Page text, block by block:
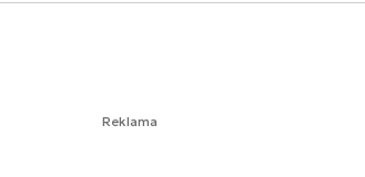
Reklama